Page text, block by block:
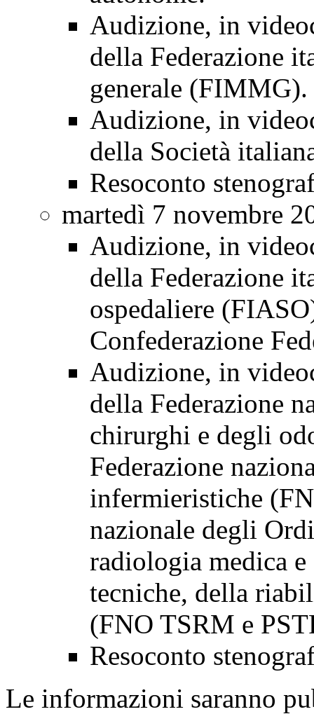
Audizione, in
della Federazione
generale (FIMMG).
Audizione, in
della Società
Resoconto
martedì 7 novembre
Audizione, in
della Federazione
ospedaliere
Confederazione
Audizione, in
della Federazione
chirurghi e degli
Federazione
infermieristiche
nazionale degli
radiologia medica
tecniche, della
(FNO TSRM e
Resoconto
Le informazioni saranno